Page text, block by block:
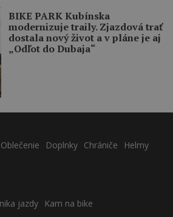
BIKE PARK Kubínska
modernizuje traily. Zjazdová trať
dostala nový život a v pláne je aj
„Odľot do Dubaja“
Oblečenie Doplnky Chrániče
Helmy
jazdy
Kam na bike